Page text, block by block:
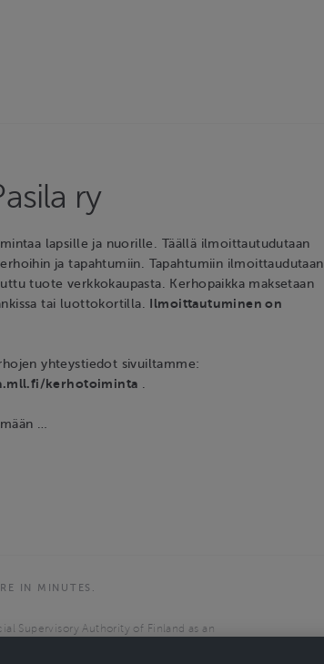
ry
lapsille ja nuorille. Täällä ilmoittautudutaan
ja tapahtumiin. Tapahtumiin ilmoittaudutaan
tuote verkkokaupasta. Kerhopaikka maksetaan
tai luottokortilla.
Ilmoittautuminen on
yhteystiedot sivuiltamme:
kerhotoiminta
…
IN MINUTES.
Supervisory Authority of Finland as an